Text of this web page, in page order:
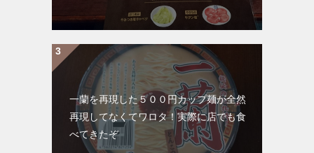
一蘭を再現した５００円カップ麺が全然
再現してなくてワロタ！実際に店でも食
べてきたぞ